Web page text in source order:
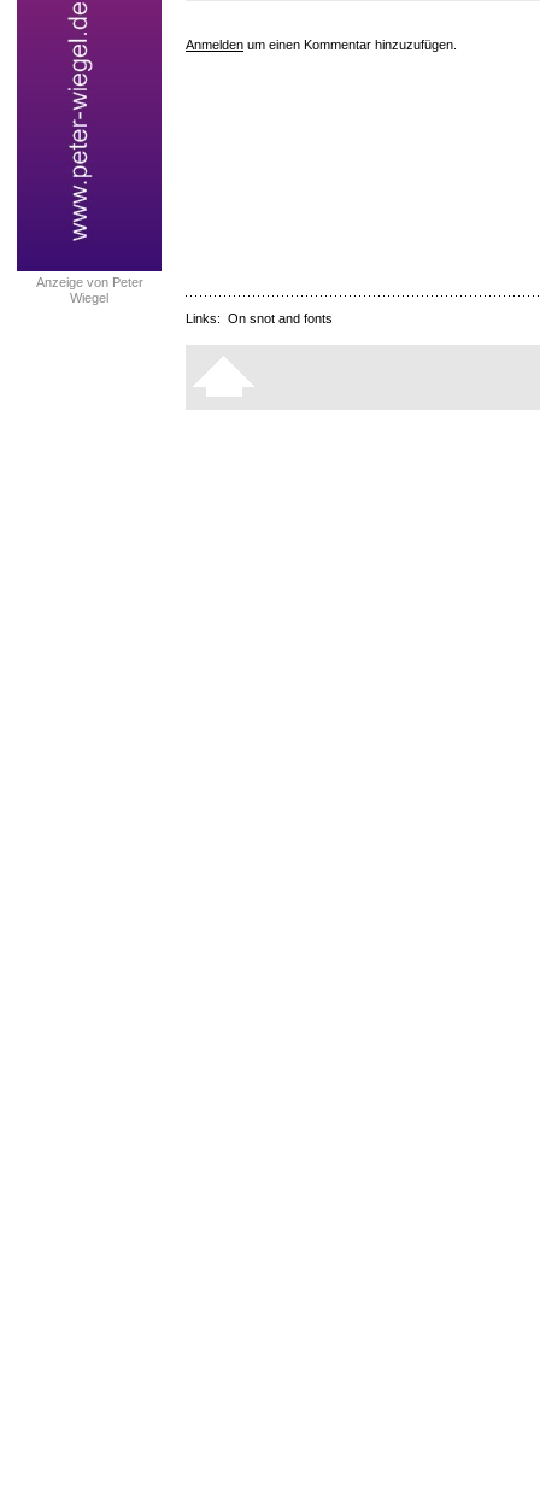
Anzeige von Peter
Wiegel
Anmelden um einen Kommentar hinzuzufügen.
Links: On snot and fonts